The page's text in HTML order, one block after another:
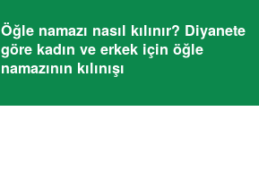
Öğle namazı nasıl kılınır? Diyanete
göre kadın ve erkek için öğle
namazının kılınışı